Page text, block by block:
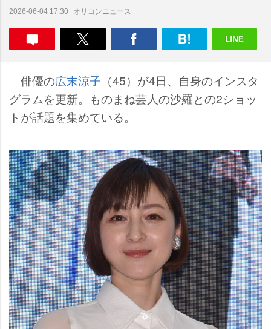
2026-06-04 17:30 オリコンニュース
俳優の広末涼子 （45）が4日、自身のインスタ
グラムを更新。ものまね芸人の沙羅との2ショッ
トが話題を集めている。